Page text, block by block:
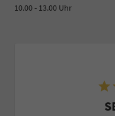
10.00 - 13.00 Uhr